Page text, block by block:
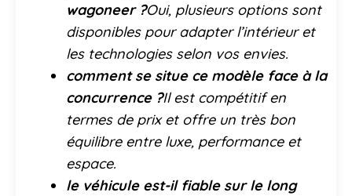
wagoneer ?Oui, plusieurs options sont
disponibles pour adapter l’intérieur et
les technologies selon vos envies.
comment se situe ce modèle face à la
concurrence ?Il est compétitif en
termes de prix et offre un très bon
équilibre entre luxe, performance et
espace.
le véhicule est-il fiable sur le long